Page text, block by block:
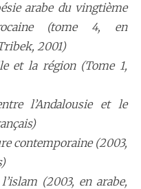
arabe du vingtième
(tome 4, en
2001)
et la région (Tome 1,
l’Andalousie et le
contemporaine (2003,
(2003, en arabe,